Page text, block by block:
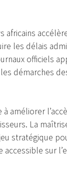
africains
les délais
officiels
démarches
améliorer
La
stratégique
sur